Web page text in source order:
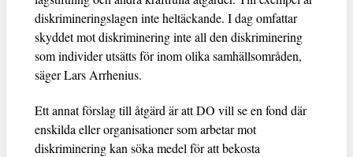
diskrimineringslagen inte heltäckande. I dag omfattar
skyddet mot diskriminering inte all den diskriminering
som individer utsätts för inom olika samhällsområden,
säger Lars Arrhenius.
Ett annat förslag till åtgärd är att DO vill se en fond där
enskilda eller organisationer som arbetar mot
diskriminering kan söka medel för att bekosta